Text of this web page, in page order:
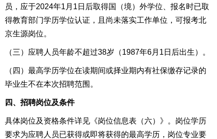
员，应于2024年1月1日后取得国（境）外学位、报名时已取
得教育部门学历学位认证，且尚未落实工作单位，可报考北
京生源岗位。
（三）应聘人员年龄不超过38岁（1987年6月1日后出生）。
（四） 最高学历学位在读期间或择业期内有社保缴存记录的
毕业生不在本次招聘范围。
四、招聘岗位及条件
具体岗位及资格条件详见《岗位信息表（六）》。岗位学历
要求为应聘人员已获得或即将获得的最高学历，岗位专业要